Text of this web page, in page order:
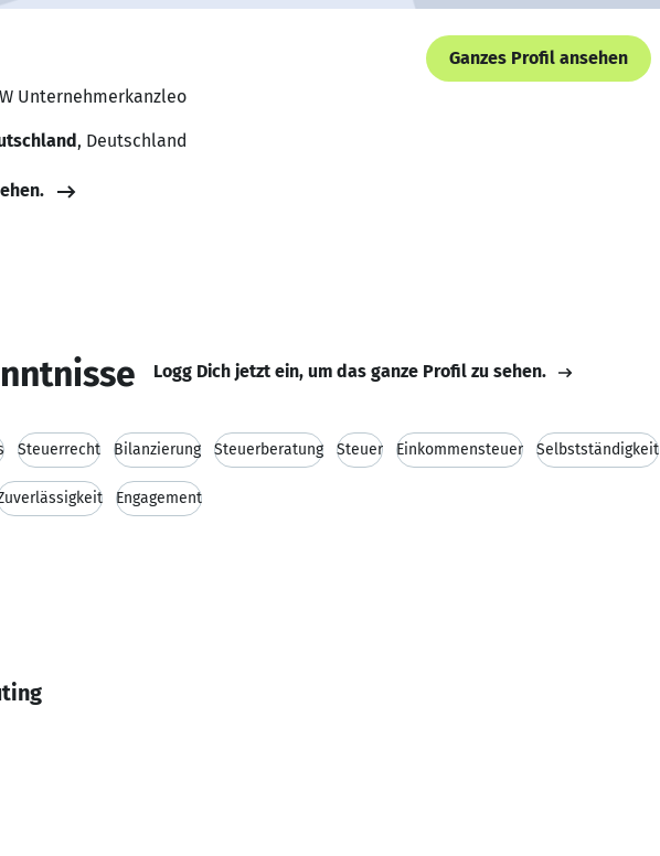
Ganzes Profil ansehen
Unternehmerkanzleo
, Deutschland
Logg Dich jetzt ein, um das ganze Profil zu sehen.
Steuerrecht Bilanzierung Steuerberatung Steuer Einkommensteuer Selbstständigkeit
Engagement